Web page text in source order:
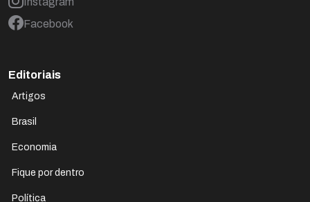
Facebook
Editoriais
Artigos
Brasil
Economia
Fique por dentro
Política